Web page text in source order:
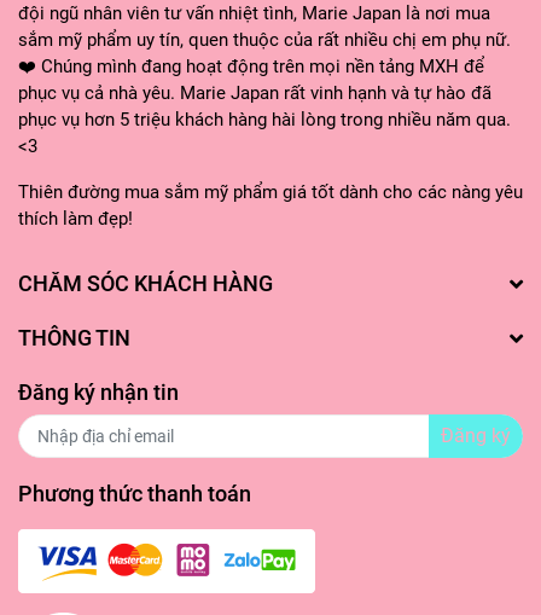
đội ngũ nhân viên tư vấn nhiệt tình, Marie Japan là nơi mua
sắm mỹ phẩm uy tín, quen thuộc của rất nhiều chị em phụ nữ.
❤️ Chúng mình đang hoạt động trên mọi nền tảng MXH để
phục vụ cả nhà yêu. Marie Japan rất vinh hạnh và tự hào đã
phục vụ hơn 5 triệu khách hàng hài lòng trong nhiều năm qua.
<3
Thiên đường mua sắm mỹ phẩm giá tốt dành cho các nàng yêu
thích làm đẹp!
CHĂM SÓC KHÁCH HÀNG
THÔNG TIN
Đăng ký nhận tin
Đăng ký
Phương thức thanh toán